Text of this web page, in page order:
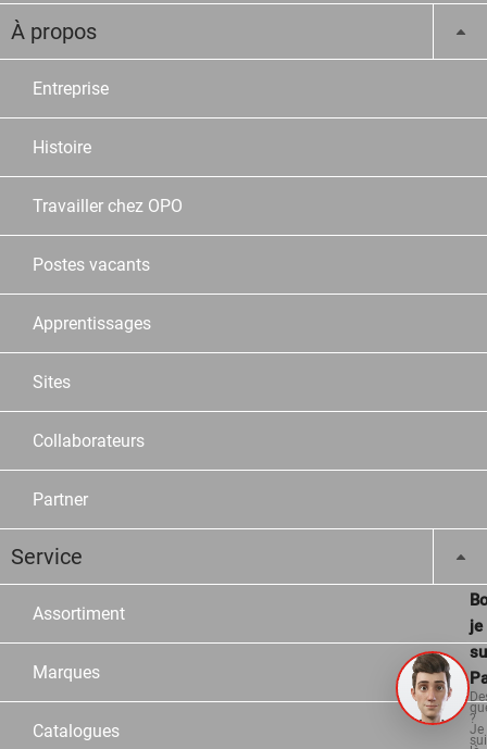
À propos
Entreprise
Histoire
Travailler chez OPO
Postes vacants
Apprentissages
Sites
Collaborateurs
Partner
Service
Assortiment
Marques
Catalogues
je
?
Je